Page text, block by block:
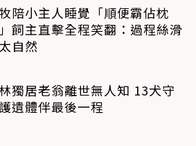
陪小主人睡覺「順便霸佔枕
飼主直擊全程笑翻：過程絲滑
自然
獨居老翁離世無人知 13犬守
遺體伴最後一程